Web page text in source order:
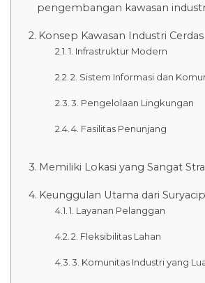
pengembangan kawasan
Konsep Kawasan Industri Cerdas
1. Infrastruktur Modern
2. Sistem Informasi dan
3. Pengelolaan Lingkungan
4. Fasilitas Penunjang
Memiliki Lokasi yang Sangat
Keunggulan Utama dari
1. Layanan Pelanggan
2. Fleksibilitas Lahan
3. Komunitas Industri yang